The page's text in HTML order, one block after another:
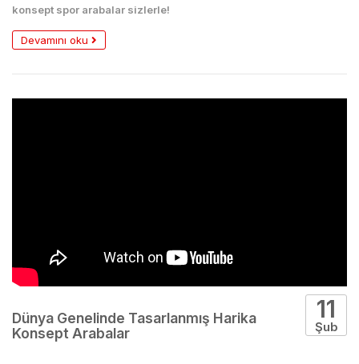
konsept spor arabalar sizlerle!
Devamını oku
Dünya Genelinde Tasarlanmış Harika
Konsept Arabalar
11
Şub